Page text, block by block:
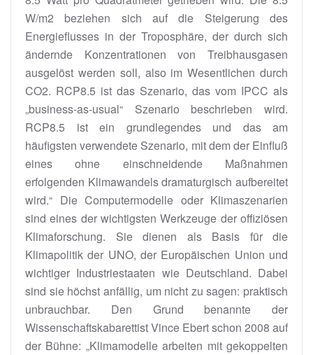
W/m2 beziehen sich auf die Steigerung des
Energieflusses in der Troposphäre, der durch sich
ändernde Konzentrationen von Treibhausgasen
ausgelöst werden soll, also im Wesentlichen durch
CO2. RCP8.5 ist das Szenario, das vom IPCC als
„business-as-usual“ Szenario beschrieben wird.
RCP8.5 ist ein grundlegendes und das am
häufigsten verwendete Szenario, mit dem der Einfluß
eines ohne einschneidende Maßnahmen
erfolgenden Klimawandels dramaturgisch aufbereitet
wird.“ Die Computermodelle oder Klimaszenarien
sind eines der wichtigsten Werkzeuge der offiziösen
Klimaforschung. Sie dienen als Basis für die
Klimapolitik der UNO, der Europäischen Union und
wichtiger Industriestaaten wie Deutschland. Dabei
sind sie höchst anfällig, um nicht zu sagen: praktisch
unbrauchbar. Den Grund benannte der
Wissenschaftskabarettist Vince Ebert schon 2008 auf
der Bühne: „Klimamodelle arbeiten mit gekoppelten